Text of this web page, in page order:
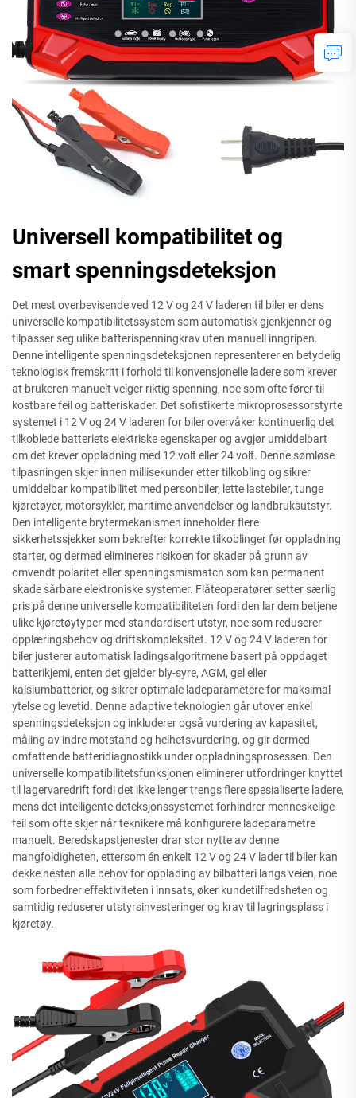
Universell kompatibilitet og
smart spenningsdeteksjon
Det mest overbevisende ved 12 V og 24 V laderen til biler er dens
universelle kompatibilitetssystem som automatisk gjenkjenner og
tilpasser seg ulike batterispenningkrav uten manuell inngripen.
Denne intelligente spenningsdeteksjonen representerer en betydelig
teknologisk fremskritt i forhold til konvensjonelle ladere som krever
at brukeren manuelt velger riktig spenning, noe som ofte fører til
kostbare feil og batteriskader. Det sofistikerte mikroprosessorstyrte
systemet i 12 V og 24 V laderen for biler overvåker kontinuerlig det
tilkoblede batteriets elektriske egenskaper og avgjør umiddelbart
om det krever oppladning med 12 volt eller 24 volt. Denne sømløse
tilpasningen skjer innen millisekunder etter tilkobling og sikrer
umiddelbar kompatibilitet med personbiler, lette lastebiler, tunge
kjøretøyer, motorsykler, maritime anvendelser og landbruksutstyr.
Den intelligente brytermekanismen inneholder flere
sikkerhetssjekker som bekrefter korrekte tilkoblinger før oppladning
starter, og dermed elimineres risikoen for skader på grunn av
omvendt polaritet eller spenningsmismatch som kan permanent
skade sårbare elektroniske systemer. Flåteoperatører setter særlig
pris på denne universelle kompatibiliteten fordi den lar dem betjene
ulike kjøretøytyper med standardisert utstyr, noe som reduserer
opplæringsbehov og driftskompleksitet. 12 V og 24 V laderen for
biler justerer automatisk ladingsalgoritmene basert på oppdaget
batterikjemi, enten det gjelder bly-syre, AGM, gel eller
kalsiumbatterier, og sikrer optimale ladeparametere for maksimal
ytelse og levetid. Denne adaptive teknologien går utover enkel
spenningsdeteksjon og inkluderer også vurdering av kapasitet,
måling av indre motstand og helhetsvurdering, og gir dermed
omfattende batteridiagnostikk under oppladningsprosessen. Den
universelle kompatibilitetsfunksjonen eliminerer utfordringer knyttet
til lagervaredrift fordi det ikke lenger trengs flere spesialiserte ladere,
mens det intelligente deteksjonssystemet forhindrer menneskelige
feil som ofte skjer når teknikere må konfigurere ladeparametre
manuelt. Beredskapstjenester drar stor nytte av denne
mangfoldigheten, ettersom én enkelt 12 V og 24 V lader til biler kan
dekke nesten alle behov for opplading av bilbatteri langs veien, noe
som forbedrer effektiviteten i innsats, øker kundetilfredsheten og
samtidig reduserer utstyrsinvesteringer og krav til lagringsplass i
kjøretøy.